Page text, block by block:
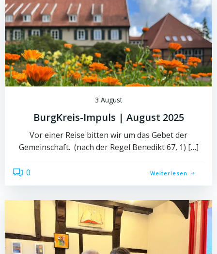
3 August
BurgKreis-Impuls | August 2025
Vor einer Reise bitten wir um das Gebet der
Gemeinschaft. (nach der Regel Benedikt 67, 1) […]
0 Weiterlesen